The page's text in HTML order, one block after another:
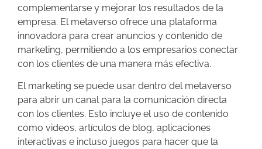
complementarse y mejorar los resultados de la
empresa. El metaverso ofrece una plataforma
innovadora para crear anuncios y contenido de
marketing, permitiendo a los empresarios conectar
con los clientes de una manera más efectiva.
El marketing se puede usar dentro del metaverso
para abrir un canal para la comunicación directa
con los clientes. Esto incluye el uso de contenido
como videos, artículos de blog, aplicaciones
interactivas e incluso juegos para hacer que la